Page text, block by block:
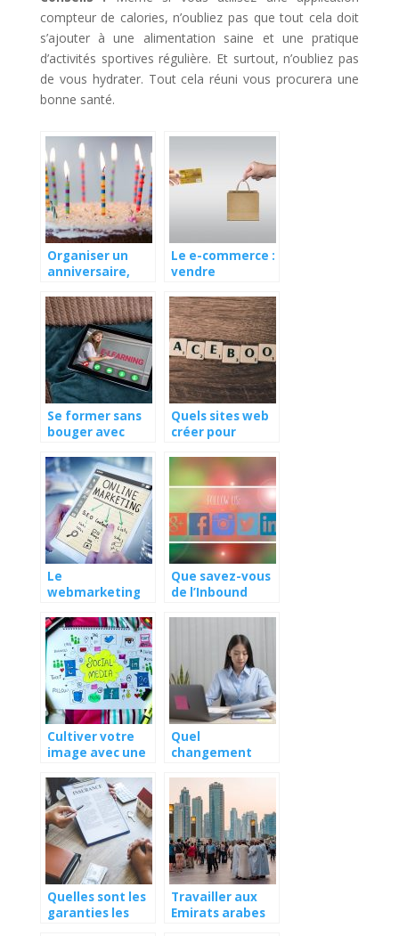
compteur de calories, n’oubliez pas que tout cela doit
s’ajouter à une alimentation saine et une pratique
d’activités sportives régulière. Et surtout, n’oubliez pas
de vous hydrater. Tout cela réuni vous procurera une
bonne santé.
Organiser un
anniversaire,
Le e-commerce :
vendre
Se former sans
bouger avec
Quels sites web
créer pour
activités ?
Le
webmarketing
activités d’une
entreprise
Que savez-vous
de l’Inbound
Cultiver votre
image avec une
communication
Toulousaine
Quel
changement
entreprises en
2020 ?
Quelles sont les
garanties les
Travailler aux
Emirats arabes